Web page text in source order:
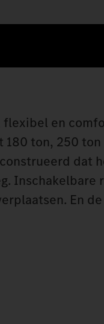
en
ton, 250
dat
En